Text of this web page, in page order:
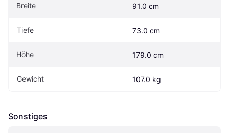
Breite 91.0 cm
Tiefe 73.0 cm
Höhe 179.0 cm
Gewicht 107.0 kg
Sonstiges